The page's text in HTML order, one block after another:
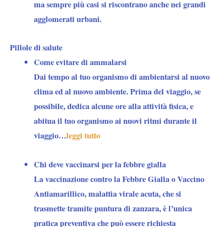
ma sempre più casi si riscontrano anche nei grandi
agglomerati urbani.
Pillole di salute
Come evitare di ammalarsi
Dai tempo al tuo organismo di ambientarsi al nuovo
clima ed al nuovo ambiente. Prima del viaggio, se
possibile, dedica alcune ore alla attività fisica, e
abitua il tuo organismo ai nuovi ritmi durante il
viaggio…leggi tutto
Chi deve vaccinarsi per la febbre gialla
La vaccinazione contro la Febbre Gialla o Vaccino
Antiamarillico, malattia virale acuta, che si
trasmette tramite puntura di zanzara, è l’unica
pratica preventiva chepuò essere richiesta